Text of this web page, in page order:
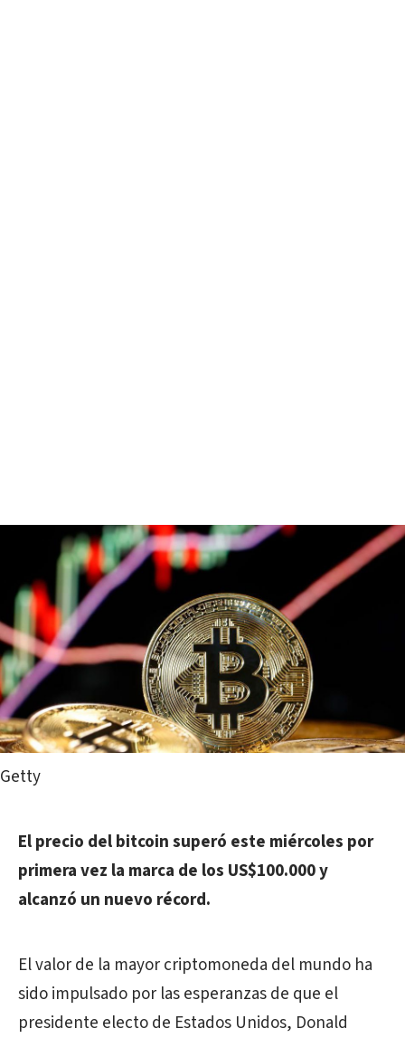
Getty
El precio del bitcoin superó este miércoles por
primera vez la marca de los US$100.000 y
alcanzó un nuevo récord.
El valor de la mayor criptomoneda del mundo ha
sido impulsado por las esperanzas de que el
presidente electo de Estados Unidos, Donald